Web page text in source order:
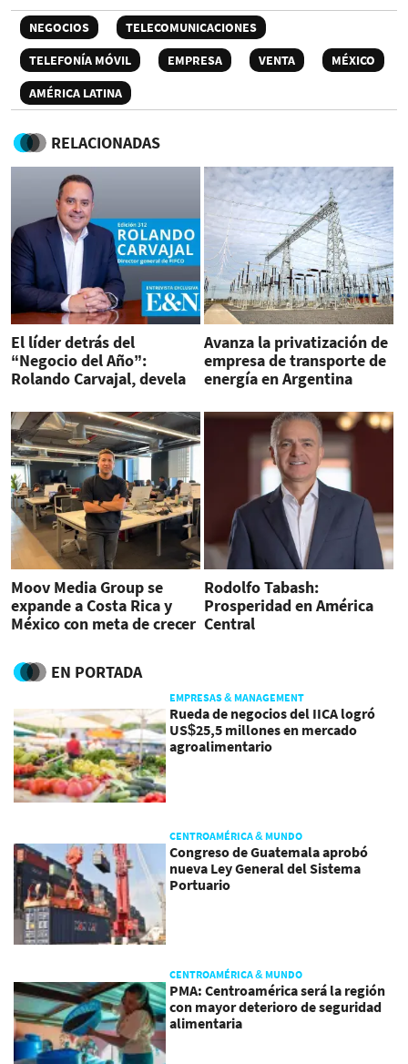
NEGOCIOS
TELECOMUNICACIONES
TELEFONÍA MÓVIL
EMPRESA VENTA
MÉXICO
AMÉRICA LATINA
RELACIONADAS
El líder detrás del
“Negocio del Año”:
Rolando Carvajal, devela
Heineken
Avanza la privatización de
empresa de transporte de
energía en Argentina
Moov Media Group se
expande a Costa Rica y
México con meta de crecer
Rodolfo Tabash:
Prosperidad en América
Central
EN PORTADA
EMPRESAS & MANAGEMENT
Rueda de negocios del IICA logró
US$25,5 millones en mercado
agroalimentario
CENTROAMÉRICA & MUNDO
Congreso de Guatemala aprobó
nueva Ley General del Sistema
Portuario
CENTROAMÉRICA & MUNDO
PMA: Centroamérica será la región
con mayor deterioro de seguridad
alimentaria